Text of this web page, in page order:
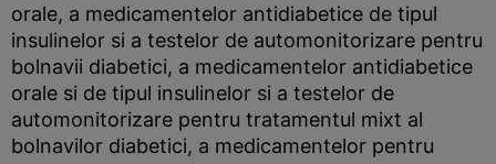
orale, a medicamentelor antidiabetice de tipul
insulinelor si a testelor de automonitorizare pentru
bolnavii diabetici, a medicamentelor antidiabetice
orale si de tipul insulinelor si a testelor de
automonitorizare pentru tratamentul mixt al
bolnavilor diabetici, a medicamentelor pentru